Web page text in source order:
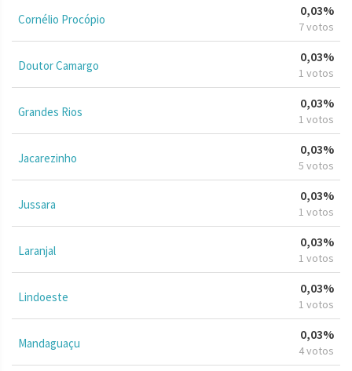
Cornélio Procópio
0,03%
7 votos
Doutor Camargo
0,03%
1 votos
Grandes Rios
0,03%
1 votos
Jacarezinho
0,03%
5 votos
Jussara
0,03%
1 votos
Laranjal
0,03%
1 votos
Lindoeste
0,03%
1 votos
Mandaguaçu
0,03%
4 votos